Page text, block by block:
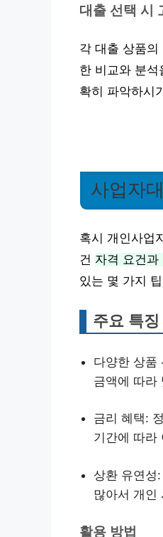
대출 선택 시
각 대출 상품
한 비교와 분
확히 파악하시
사업자
혹시 개인사업
건 자격 요건과
있는 몇 가지
주요 특징
다양한 상품
금액에 따라
금리 혜택:
기간에 따라
상환 유연성
많아서 개인
활용 방법